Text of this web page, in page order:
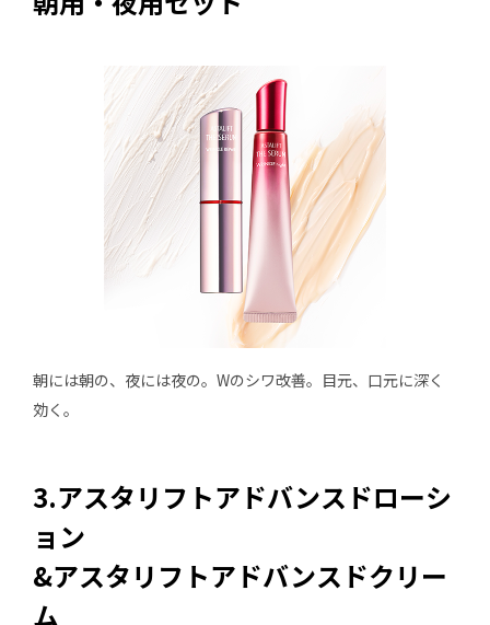
朝には朝の、夜には夜の。Wのシワ改善。目元、口元に深く
効く。
3.アスタリフトアドバンスドローシ
ョン
&アスタリフトアドバンスドクリー
ム